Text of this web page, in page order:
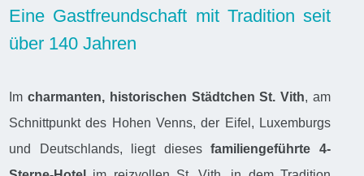
Eine Gastfreundschaft mit Tradition seit
über 140 Jahren
Im charmanten, historischen Städtchen St. Vith, am
Schnittpunkt des Hohen Venns, der Eifel, Luxemburgs
und Deutschlands, liegt diesesfamiliengeführte 4-